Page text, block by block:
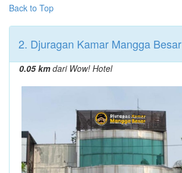
Back to Top
2. Djuragan Kamar Mangga Besar
0.05 kmdari Wow! Hotel